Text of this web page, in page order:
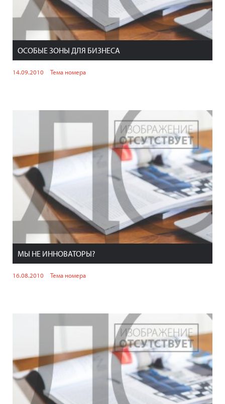
ОСОБЫЕ ЗОНЫ ДЛЯ БИЗНЕСА
14.09.2010 Тема номера
МЫ НЕ ИННОВАТОРЫ?
16.08.2010 Тема номера